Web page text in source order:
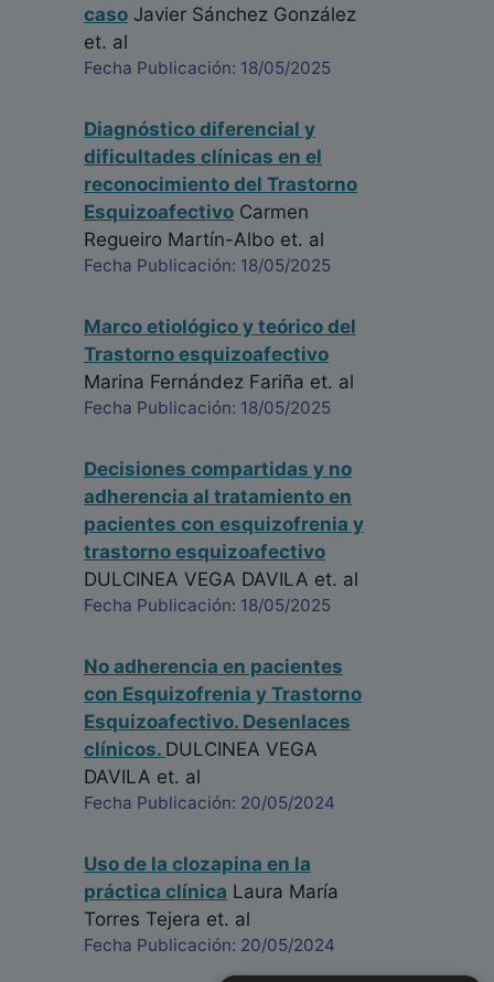
caso Javier Sánchez González
et. al
Fecha Publicación: 18/05/2025
Diagnóstico diferencial y
dificultades clínicas en el
reconocimiento del Trastorno
Esquizoafectivo Carmen
Regueiro Martín-Albo et. al
Fecha Publicación: 18/05/2025
Marco etiológico y teórico del
Trastorno esquizoafectivo
Marina Fernández Fariña et. al
Fecha Publicación: 18/05/2025
Decisiones compartidas y no
adherencia al tratamiento en
pacientes con esquizofrenia y
trastorno esquizoafectivo
DULCINEA VEGA DAVILA et. al
Fecha Publicación: 18/05/2025
No adherencia en pacientes
con Esquizofrenia y Trastorno
Esquizoafectivo. Desenlaces
clínicos. DULCINEA VEGA
DAVILA et. al
Fecha Publicación: 20/05/2024
Uso de la clozapina en la
práctica clínica Laura María
Torres Tejera et. al
Fecha Publicación: 20/05/2024